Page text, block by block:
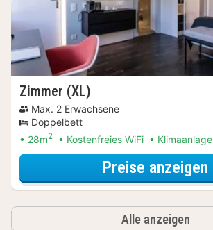
Zimmer (XL)
Max. 2 Erwachsene
Doppelbett
28m2 Kostenfreies WiFi Klimaanlage
Preise anzeigen
Alle anzeigen